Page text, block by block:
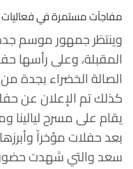
مفاجآت مستمرة في
الصالة الخضراء بجدة
كذلك تم الإعلان عن
يقام على مسرح
بعد حفلات مؤخراً
سعد والتي شهدت حضور